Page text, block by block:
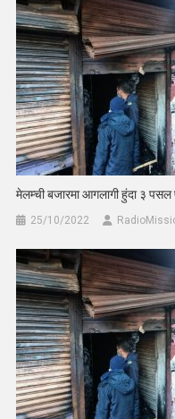
मेलम्ची बजारमा आगलागी हुंदा ३ पसल
25/10/2022